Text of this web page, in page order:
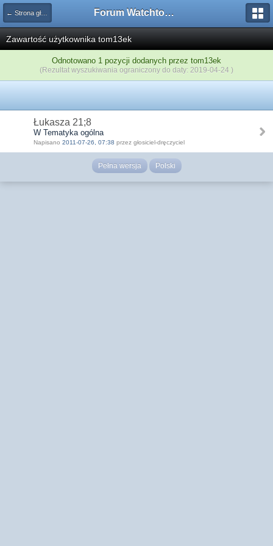
← Strona główna Forum Watchtower
Zawartość użytkownika tom13ek
Odnotowano 1 pozycji dodanych przez tom13ek
(Rezultat wyszukiwania ograniczony do daty: 2019-04-24 )
Łukasza 21;8
W Tematyka ogólna
Napisano 2011-07-26, 07:38 przez głosiciel-dręczyciel
Pełna wersja Polski